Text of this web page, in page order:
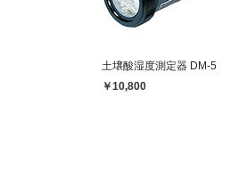
土壌酸湿度測定器 DM-5
￥10,800